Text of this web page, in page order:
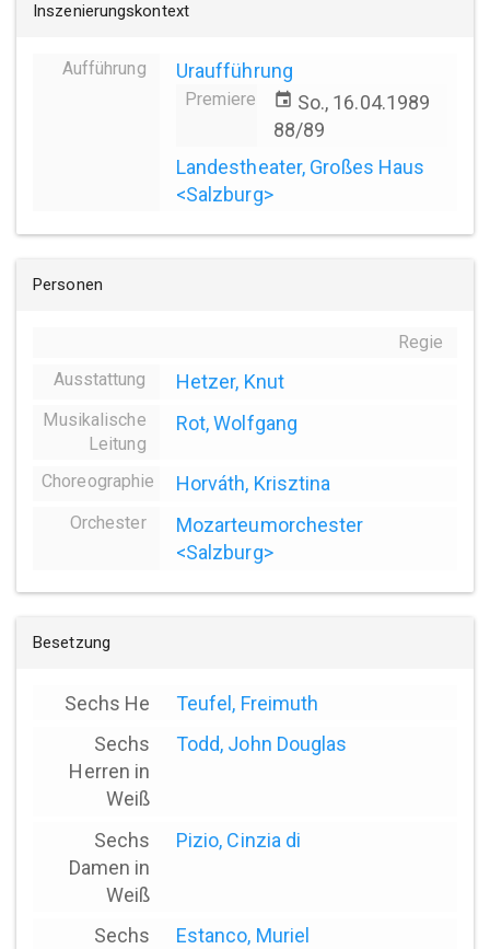
Inszenierungskontext
Aufführung Uraufführung
Premiere event So., 16.04.1989
88/89
Landestheater, Großes Haus
<Salzburg>
Personen
Regie
Ausstattung
Hetzer, Knut
Musikalische
Leitung
Rot, Wolfgang
Choreographie Horváth, Krisztina
Orchester
Mozarteumorchester
<Salzburg>
Besetzung
Sechs He
Teufel, Freimuth
Sechs
Herren in
Weiß
Todd, John Douglas
Sechs
Damen in
Weiß
Pizio, Cinzia di
Sechs
Estanco, Muriel